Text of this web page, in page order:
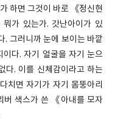
하면 그것이 바로 《정신현
가 있는가. 갓난아이가 있
. 그러니까 눈에 보이는 바깥
이다. 자기 얼굴을 자기 눈으
다. 이를 신체감이라고 하는
치면 자기가 자기 몸뚱아리
버 색스가 쓴 《아내를 모자